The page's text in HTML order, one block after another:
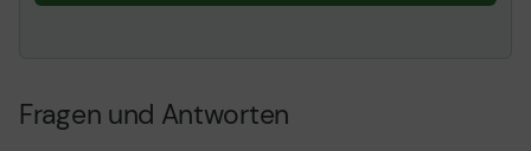
Fragen und Antworten